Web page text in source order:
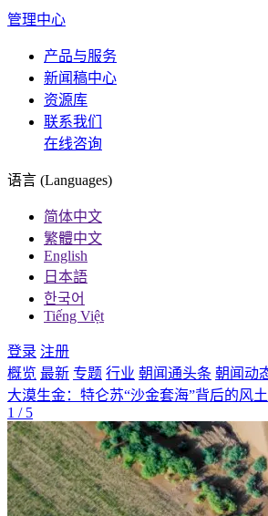
管理中心
产品与服务
新闻稿中心
资源库
联系我们
在线咨询
语言 (Languages)
简体中文
繁體中文
English
日本語
한국어
Tiếng Việt
登录 注册
概览 最新 专题 行业 朝闻通头条 朝闻动
大漠生金：特仑苏“沙金套海”背后的风
1 / 5